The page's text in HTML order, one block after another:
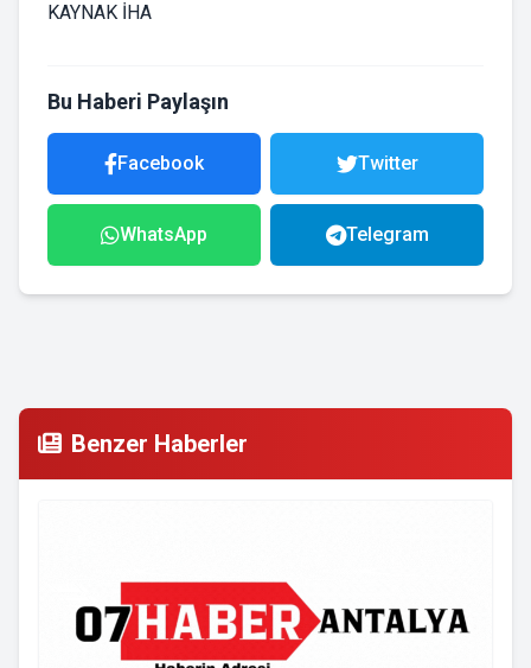
KAYNAK İHA
Bu Haberi Paylaşın
Facebook Twitter
WhatsApp Telegram
Benzer Haberler